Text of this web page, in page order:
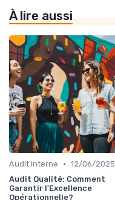
À lire aussi
Audit interne • 12/06/2025
Audit Qualité: Comment
Garantir l'Excellence
Opérationnelle?